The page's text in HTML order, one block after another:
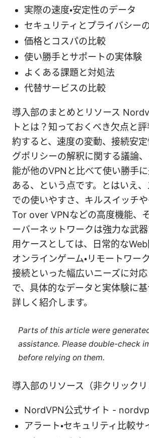
実際の速度・安定性のデータ
セキュリティとプライバシー
価格とコスパの比較
使い勝手とサポートの実体験
よくある課題と対処法
代替サービスの比較
導入部のまとめとリソース
トとは？知っておくべき欠点と
約すると、速度の変動、接続安
グポリシーの解釈に関する議論
能が他のVPNと比べて使い勝手
ある、という点です。とはいえ、
での使いやすさ、キルスイッチや
Tor over VPNなどの高度機能、
ーバーネットワークは強力な武器
用ケースとしては、日常的なWeb
オンラインゲーム・リモートワー
接続といった幅広いニーズに対
で、具体的なデータと実体験に
詳しく紹介します。
Parts of this article were
assistance. Please double-check
before relying on them.
導入部のリソース（非クリックリ
NordVPN公式サイト -
アラート・セキュリティ比較サ